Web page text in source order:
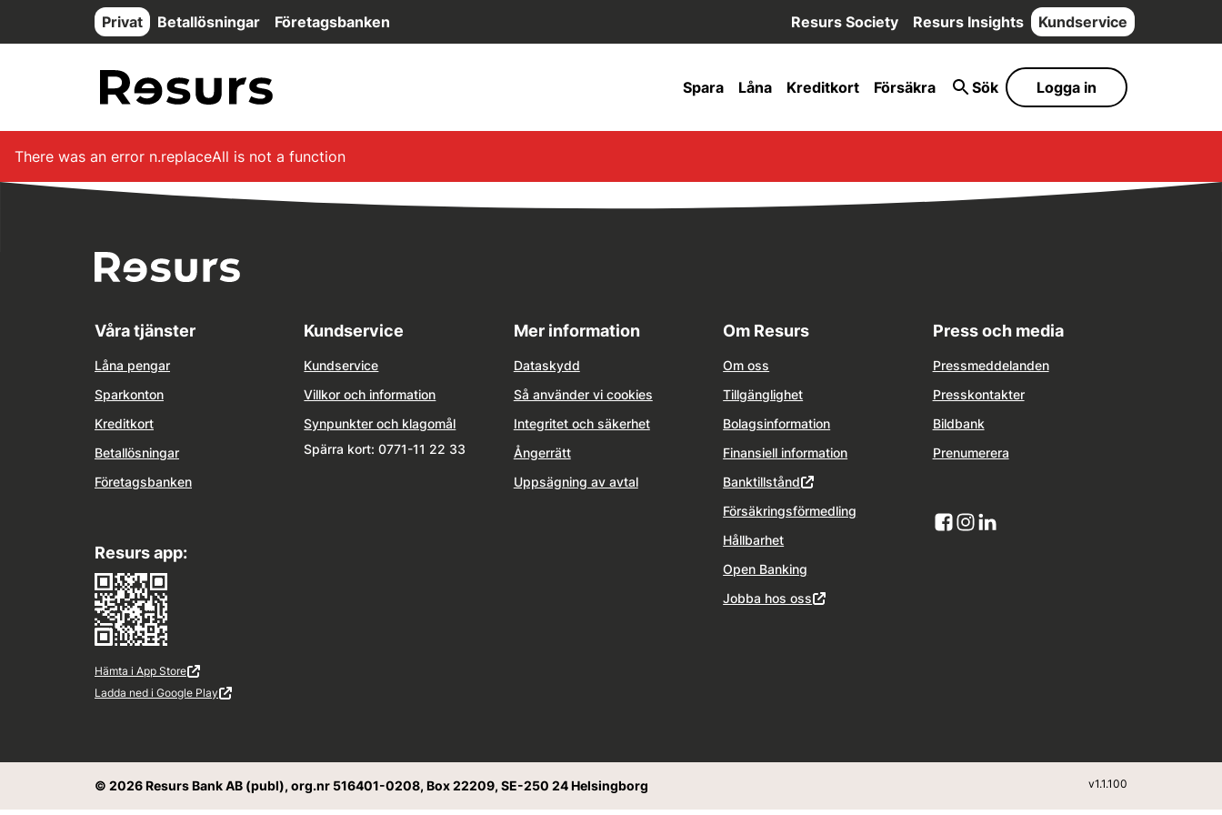
Hoppa till huvudinnehåll
Privat Betallösningar Företagsbanken Resurs Society Resurs Insights Kundservice
Spara Låna Kreditkort Försäkra Sök Logga in
There was an error n.replaceAll is not a function
Våra tjänster
Låna pengar
Sparkonton
Kreditkort
Betallösningar
Företagsbanken
Resurs app:
Hämta i App Store
Extern länk Öppnas i ny flik
Ladda ned i Google Play
Extern länk Öppnas i ny flik
Kundservice
Kundservice
Villkor och information
Synpunkter och klagomål
Spärra kort: 0771-11 22 33
Mer information
Dataskydd
Så använder vi cookies
Integritet och säkerhet
Ångerrätt
Uppsägning av avtal
Om Resurs
Om oss
Tillgänglighet
Bolagsinformation
Finansiell information
Banktillstånd
Försäkringsförmedling
Hållbarhet
Open Banking
Jobba hos oss
Press och media
Pressmeddelanden
Presskontakter
Bildbank
Prenumerera
© 2026 Resurs Bank AB (publ), org.nr 516401-0208, Box 22209, SE-250 24 Helsingborg v1.1.100